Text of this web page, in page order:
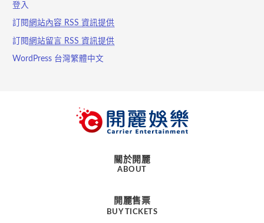
登入
訂閱網站內容 RSS 資訊提供
訂閱網站留言 RSS 資訊提供
WordPress 台灣繁體中文
關於開麗
ABOUT
開麗售票
BUY TICKETS